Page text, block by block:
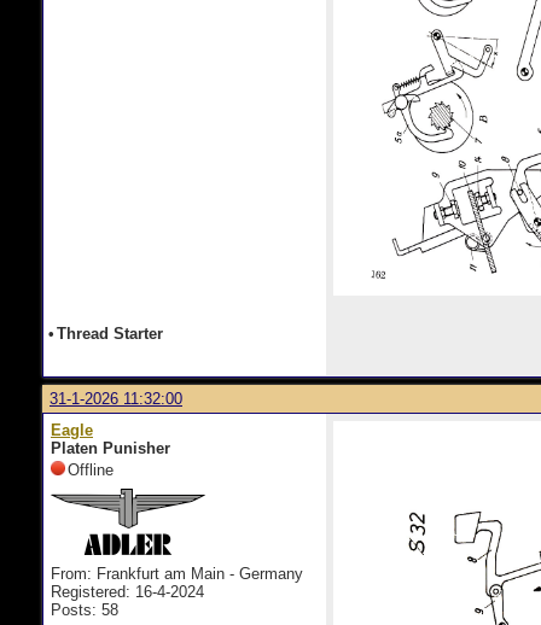
• Thread Starter
31-1-2026 11:32:00
Eagle
Platen Punisher
Offline
From: Frankfurt am Main - Germany
Registered: 16-4-2024
Posts: 58